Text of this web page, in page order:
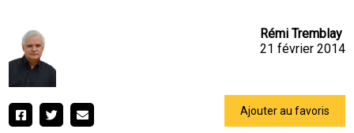
Rémi Tremblay
21 février 2014
Ajouter au favoris